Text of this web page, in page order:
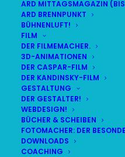
ARD MITTAGSMAGAZIN
ARD BRENNPUNKT
BÜHNENLUFT!
FILM
DER FILMEMACHER.
3D-ANIMATIONEN
DER CASPAR-FILM
DER KANDINSKY-FILM
GESTALTUNG
DER GESTALTER!
WEBDESIGN!
BÜCHER & SCHEIBEN
FOTOMACHER: DER
DOWNLOADS
COACHING
DAS HIER